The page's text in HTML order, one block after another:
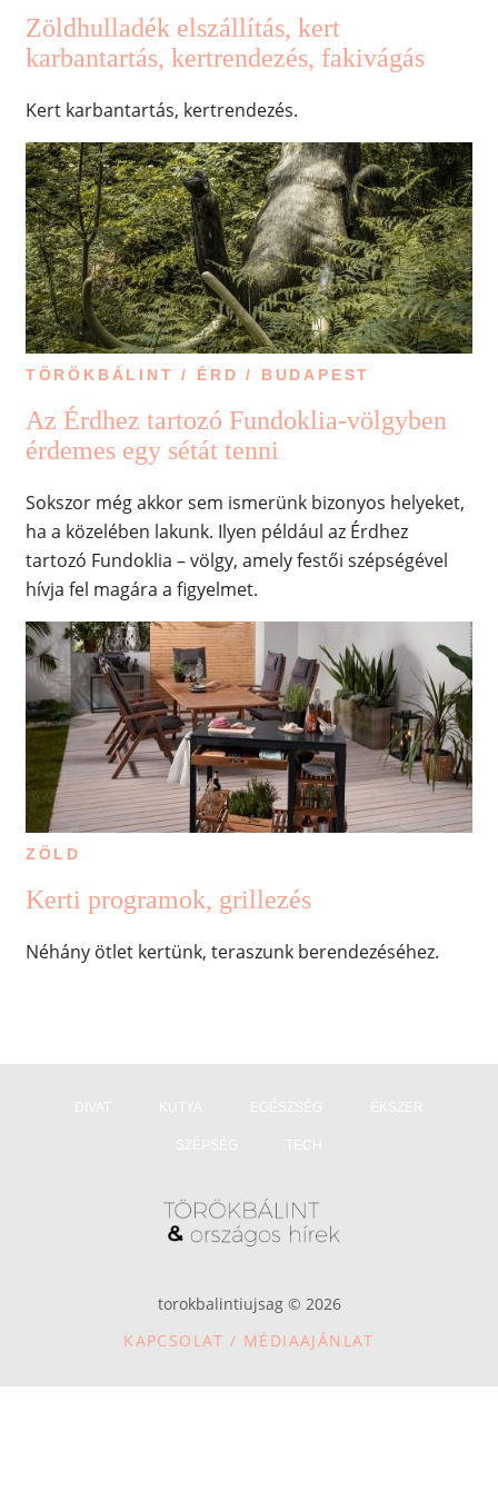
Zöldhulladék elszállítás, kert
karbantartás, kertrendezés, fakivágás
Kert karbantartás, kertrendezés.
TÖRÖKBÁLINT / ÉRD / BUDAPEST
Az Érdhez tartozó Fundoklia-völgyben
érdemes egy sétát tenni
Sokszor még akkor sem ismerünk bizonyos helyeket,
ha a közelében lakunk. Ilyen például az Érdhez
tartozó Fundoklia – völgy, amely festői szépségével
hívja fel magára a figyelmet.
ZÖLD
Kerti programok, grillezés
Néhány ötlet kertünk, teraszunk berendezéséhez.
torokbalintiujsag © 2026
KAPCSOLAT / MÉDIAAJÁNLAT